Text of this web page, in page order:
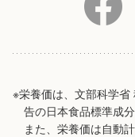
※栄養価は、文部科学
告の日本食品標準成
また、栄養価は自動